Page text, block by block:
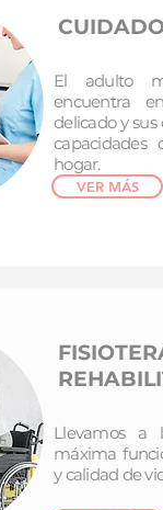
El adulto
encuentra
delicado y sus
hogar.
VER MÁS
Llevamos a
máxima
y calidad de